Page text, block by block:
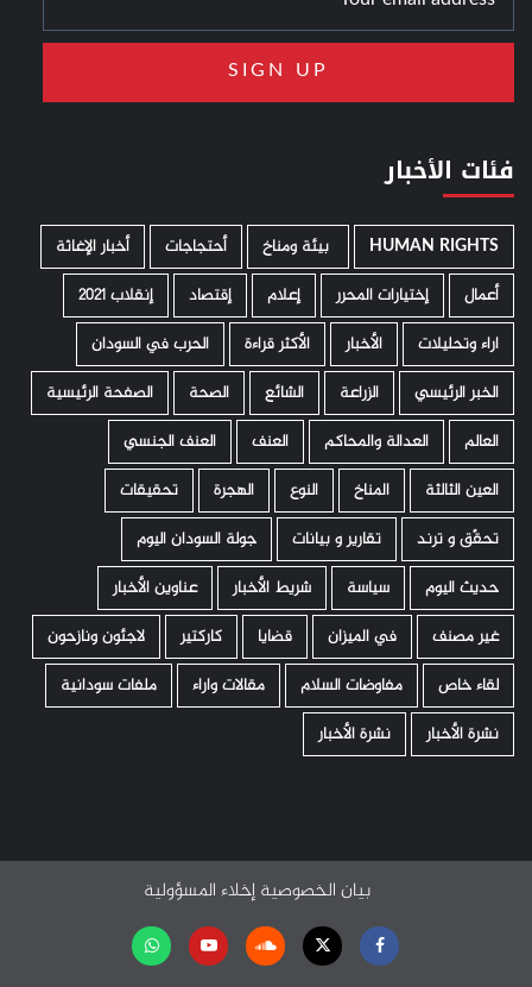
فئات الأخبار
HUMAN RIGHTS ­ بيئة ومناخ أحتجاجات
أخبار الإغاثة
أعمال
إختيارات المحرر إعلام إقتصاد
إنقلاب 2021
اراء وتحليلات
الأخبار الأكثر قراءة
الحرب في السودان
الخبر الرئيسي
الزراعة الشائع الصحة
الصفحة الرئيسية
العالم
العدالة والمحاكم العنف
العنف الجنسي
العين الثالثة
المناخ النوع الهجرة
تحقيقات
تحقّق و ترند
تقارير و بيانات
جولة السودان اليوم
حديث اليوم
سياسة شريط الأخبار
عناوين الأخبار
غير مصنف
في الميزان قضايا كاركتير
لاجئون ونازحون
لقاء خاص
مفاوضات السلام مقالات واراء
ملفات سودانية
نشرة الأخبار
نشرة الأخبار
بيان الخصوصية إخلاء المسؤولية
Facebook
Twitter
Soundcloud
Youtubeتابعنا